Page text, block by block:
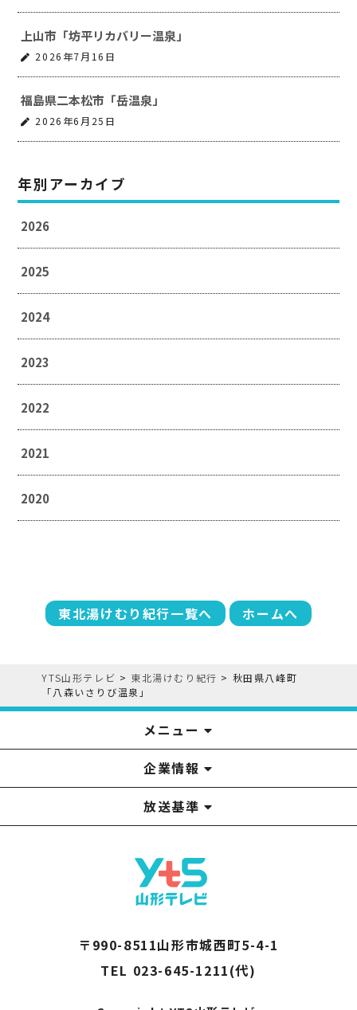
上山市「坊平リカバリー温泉」
2026年7月16日
福島県二本松市「岳温泉」
2026年6月25日
年別アーカイブ
2026
2025
2024
2023
2022
2021
2020
東北湯けむり紀行一覧へ ホームへ
YTS山形テレビ > 東北湯けむり紀行 > 秋田県八峰町
「八森いさりび温泉」
メニュー
YTSニュース
番組
アナウンサー
プレゼント
イベント
みるるん星人
YTS見学ツアー
番組表
お問い合わせ
企業情報
企業情報
役員構成
YTS山形テレビ SDGs 宣言
採用情報
山形テレビ人権方針
山形テレビ国民保護業務計画提出文
個人情報基本方針
情報セキュリティ基本方針
視聴データの取扱いについて
系列局一覧
中継局一覧
放送基準
〒990-8511山形市城西町5-4-1
TEL 023-645-1211(代)